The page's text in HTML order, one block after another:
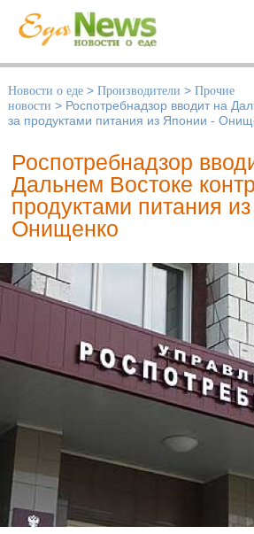
Новости о еде > Производители > Прочие
новости > Роспотребнадзор вводит на
за продуктами питания из Японии -
Роспотребнадзор
Дальнем Востоке
продуктами питания
Онищенко